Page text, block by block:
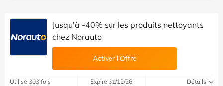
Jusqu'à -40% sur les produits nettoyants
chez Norauto
Activer l’Offre
Utilisé 303 fois Expire 31/12/26 Détails